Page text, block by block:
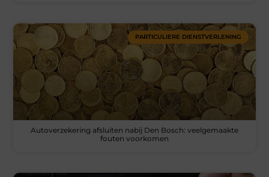
PARTICULIERE DIENSTVERLENING
Autoverzekering afsluiten nabij Den Bosch: veelgemaakte
fouten voorkomen